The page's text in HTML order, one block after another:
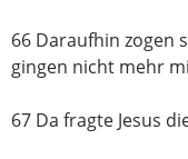
66 Daraufhin zogen
gingen nicht mehr
67 Da fragte Jesus